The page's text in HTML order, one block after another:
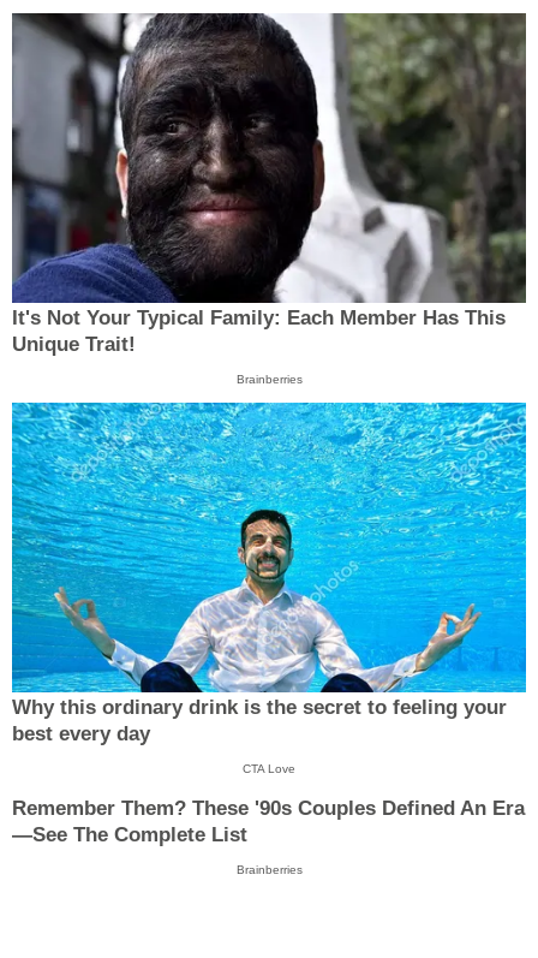
It's Not Your Typical Family: Each Member Has This
Unique Trait!
Brainberries
Why this ordinary drink is the secret to feeling your
best every day
CTA Love
Remember Them? These '90s Couples Defined An Era
—See The Complete List
Brainberries